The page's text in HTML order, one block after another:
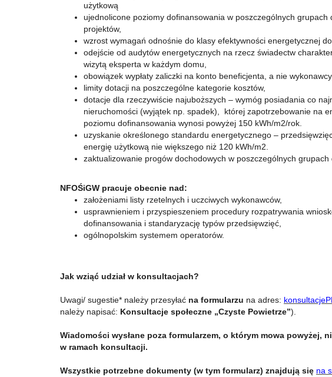
użytkową
ujednolicone poziomy dofinansowania w poszczególnych grupach
projektów,
wzrost wymagań odnośnie do klasy efektywności energetycznej
odejście od audytów energetycznych na rzecz świadectw
wizytą eksperta w każdym domu,
obowiązek wypłaty zaliczki na konto beneficjenta, a nie wykonawcy,
limity dotacji na poszczególne kategorie kosztów,
dotacje dla rzeczywiście najuboższych – wymóg posiadania co
nieruchomości (wyjątek np. spadek), której zapotrzebowanie na
poziomu dofinansowania wynosi powyżej 150 kWh/m2/rok.
uzyskanie określonego standardu energetycznego –
energię użytkową nie większego niż 120 kWh/m2.
zaktualizowanie progów dochodowych w poszczególnych grupach
NFOŚiGW pracuje obecnie nad:
założeniami listy rzetelnych i uczciwych wykonawców,
usprawnieniem i przyspieszeniem procedury rozpatrywania
dofinansowania i standaryzację typów przedsięwzięć,
ogólnopolskim systemem operatorów.
Jak wziąć udział w konsultacjach?
Uwagi/ sugestie* należy przesyłać na formularzu na adres:
należy napisać: Konsultacje społeczne „Czyste Powietrze”).
Wiadomości wysłane poza formularzem, o którym mowa powyżej,
w ramach konsultacji.
Wszystkie potrzebne dokumenty (w tym formularz) znajdują się na